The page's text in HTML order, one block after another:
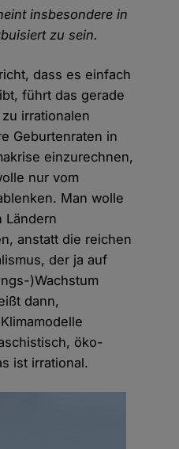
insbesondere in
zu sein.
dass es einfach
führt das gerade
irrationalen
Geburtenraten in
einzurechnen,
nur vom
Man wolle
Ländern
anstatt die reichen
der ja auf
)Wachstum
dann,
öko-
ist irrational.